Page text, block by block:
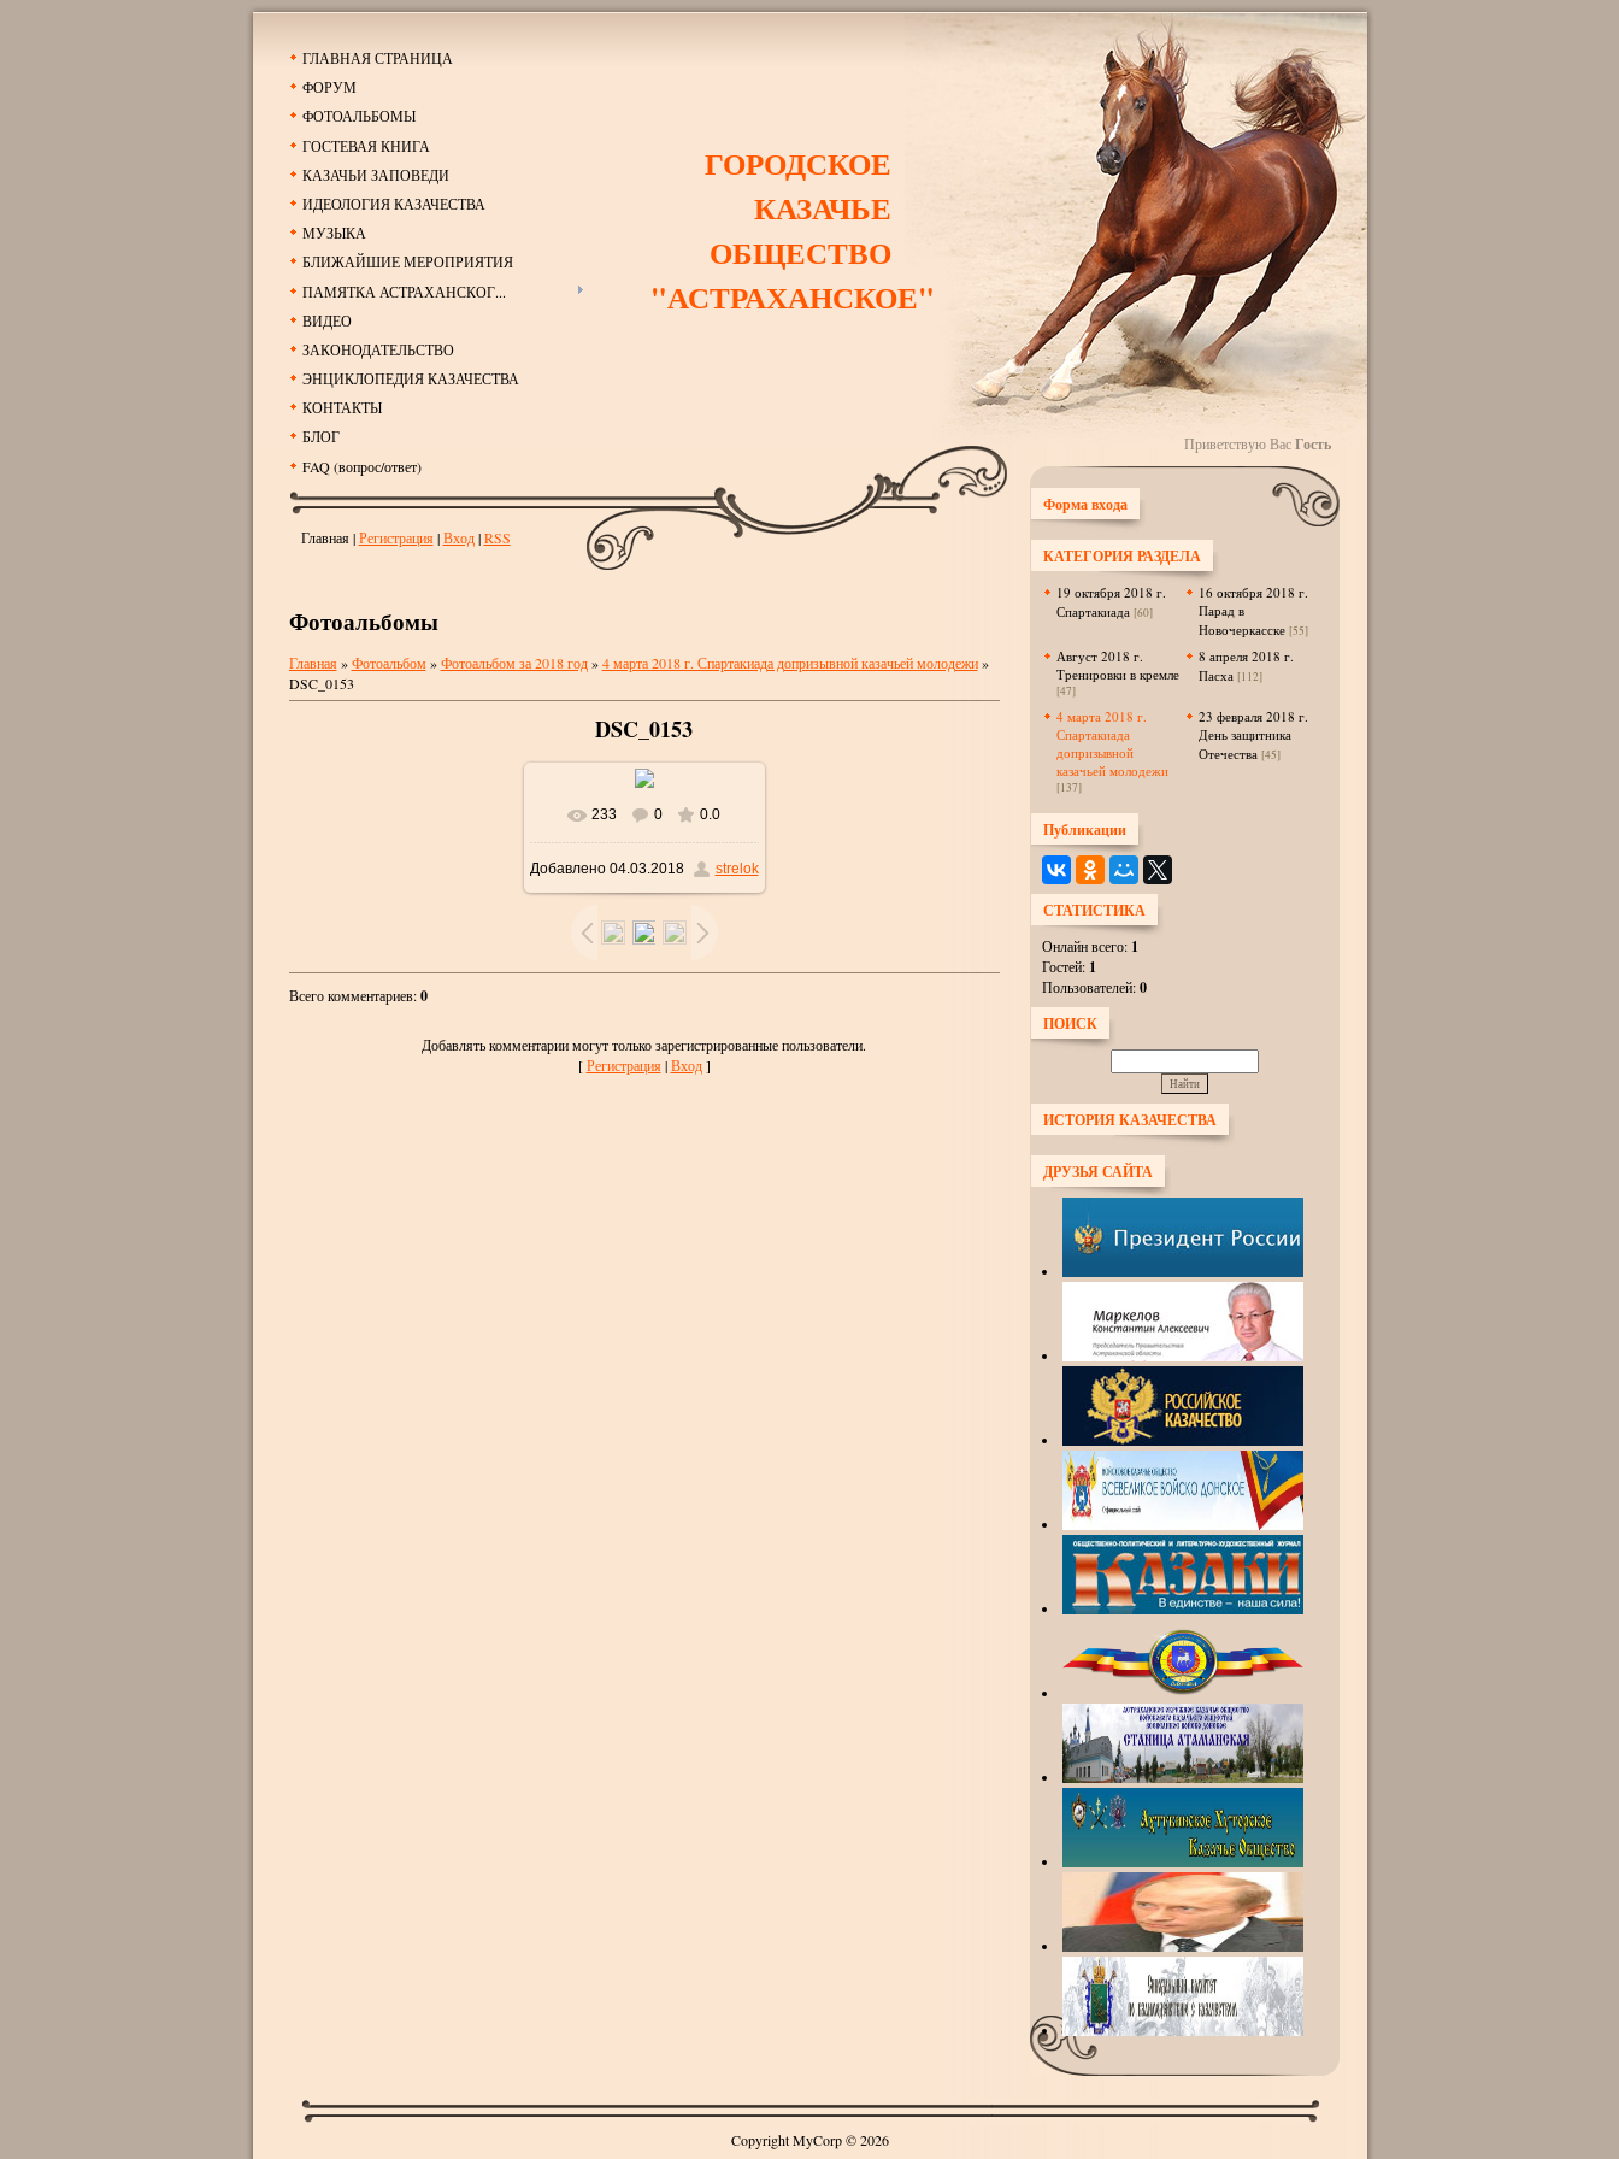
ГЛАВНАЯ СТРАНИЦА
ФОРУМ
ФОТОАЛЬБОМЫ
ГОСТЕВАЯ КНИГА
КАЗАЧЬИ ЗАПОВЕДИ
ИДЕОЛОГИЯ КАЗАЧЕСТВА
МУЗЫКА
БЛИЖАЙШИЕ МЕРОПРИЯТИЯ
ПАМЯТКА АСТРАХАНСКОГ...
ВИДЕО
ЗАКОНОДАТЕЛЬСТВО
ЭНЦИКЛОПЕДИЯ КАЗАЧЕСТВА
КОНТАКТЫ
БЛОГ
FAQ (вопрос/ответ)
ГОРОДСКОЕ
КАЗАЧЬЕ
ОБЩЕСТВО
"АСТРАХАНСКОЕ"
Главная|Регистрация |Вход|RSS
Фотоальбомы
Главная »Фотоальбом»Фотоальбом за 2018 год»4 марта 2018 г. Спартакиада допризывной казачьей молодежи»
DSC_0153
DSC_0153
В реальном размере
1024x685/ 98.8Kb
233 0 0.0
Добавлено04.03.2018 strelok
Всего комментариев:0
Добавлять комментарии могут только зарегистрированные пользователи.
[Регистрация |Вход]
Приветствую Вас Гость
Форма входа
КАТЕГОРИЯ РАЗДЕЛА
19 октября 2018 г.
Спартакиада [60]
16 октября 2018 г.
Парад в
Новочеркасске [55]
Август 2018 г.
Тренировки в кремле
[47]
8 апреля 2018 г.
Пасха [112]
4 марта 2018 г.
Спартакиада
допризывной
казачьей молодежи
[137]
23 февраля 2018 г.
День защитника
Отечества [45]
Публикации
СТАТИСТИКА
Онлайн всего: 1
Гостей: 1
Пользователей:0
ПОИСК
ИСТОРИЯ КАЗАЧЕСТВА
ДРУЗЬЯ САЙТА
Copyright MyCorp © 2026